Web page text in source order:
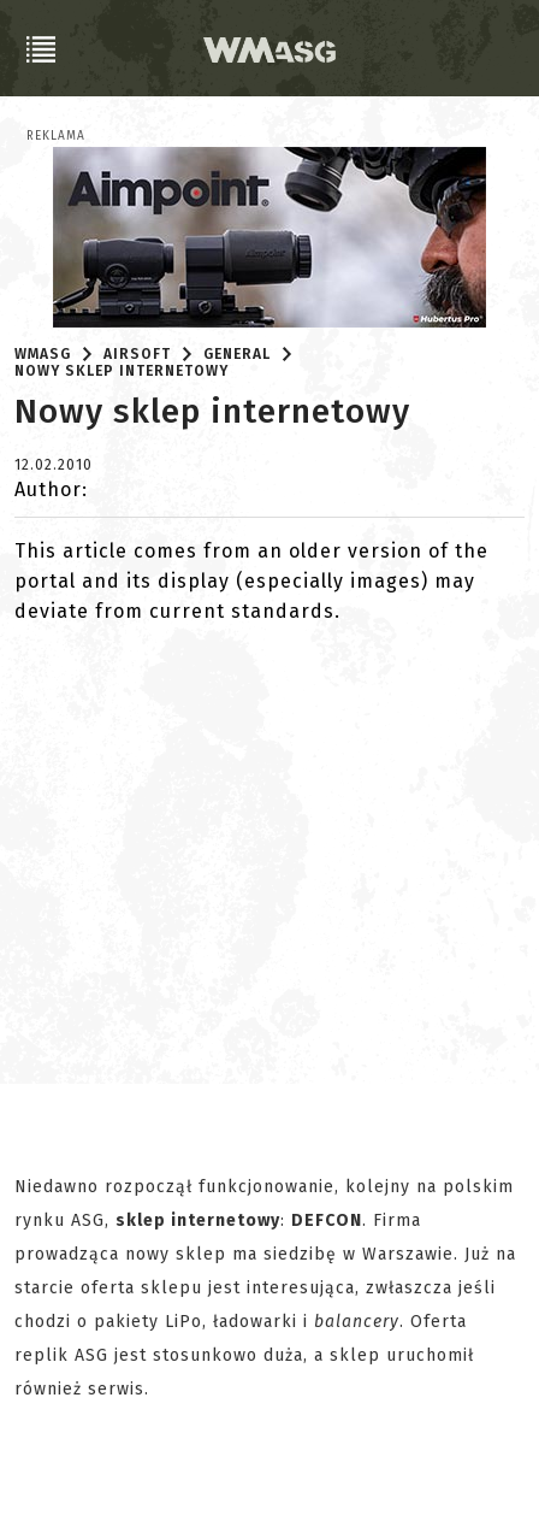
REKLAMA
WMASG AIRSOFT
GENERAL
NOWY SKLEP INTERNETOWY
Nowy sklep internetowy
12.02.2010
Author:
This article comes from an older version of the
portal and its display (especially images) may
deviate from current standards.
Niedawno rozpoczął funkcjonowanie, kolejny na polskim
rynku ASG, sklep internetowy: DEFCON. Firma
prowadząca nowy sklep ma siedzibę w Warszawie. Już na
starcie oferta sklepu jest interesująca, zwłaszcza jeśli
chodzi o pakiety LiPo, ładowarki i balancery. Oferta
replik ASG jest stosunkowo duża, a sklep uruchomił
również serwis.